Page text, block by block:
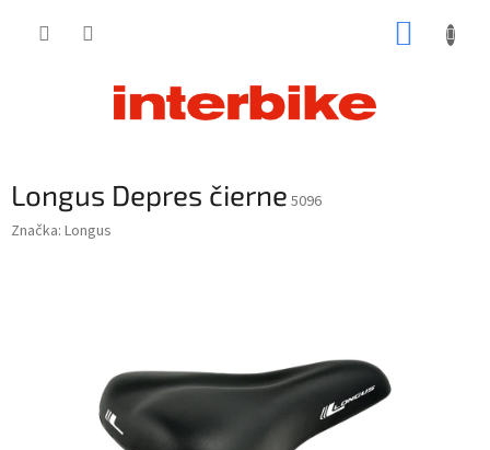
Longus Depres čierne 5096
Značka: Longus